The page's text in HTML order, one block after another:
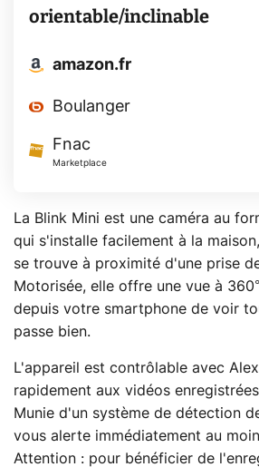
orientable/inclinable
amazon.fr
Boulanger
Fnac
Marketplace
La Blink Mini est une caméra au
qui s'installe facilement à la
se trouve à proximité d'une prise
Motorisée, elle offre une vue à
depuis votre smartphone de voir
passe bien.
L'appareil est contrôlable avec
rapidement aux vidéos
Munie d'un système de détection
vous alerte immédiatement au
Attention : pour bénéficier de